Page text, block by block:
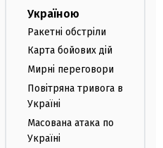
Україною
Ракетні обстріли
Карта бойових дій
Мирні переговори
Повітряна тривога в
Україні
Масована атака по
Україні